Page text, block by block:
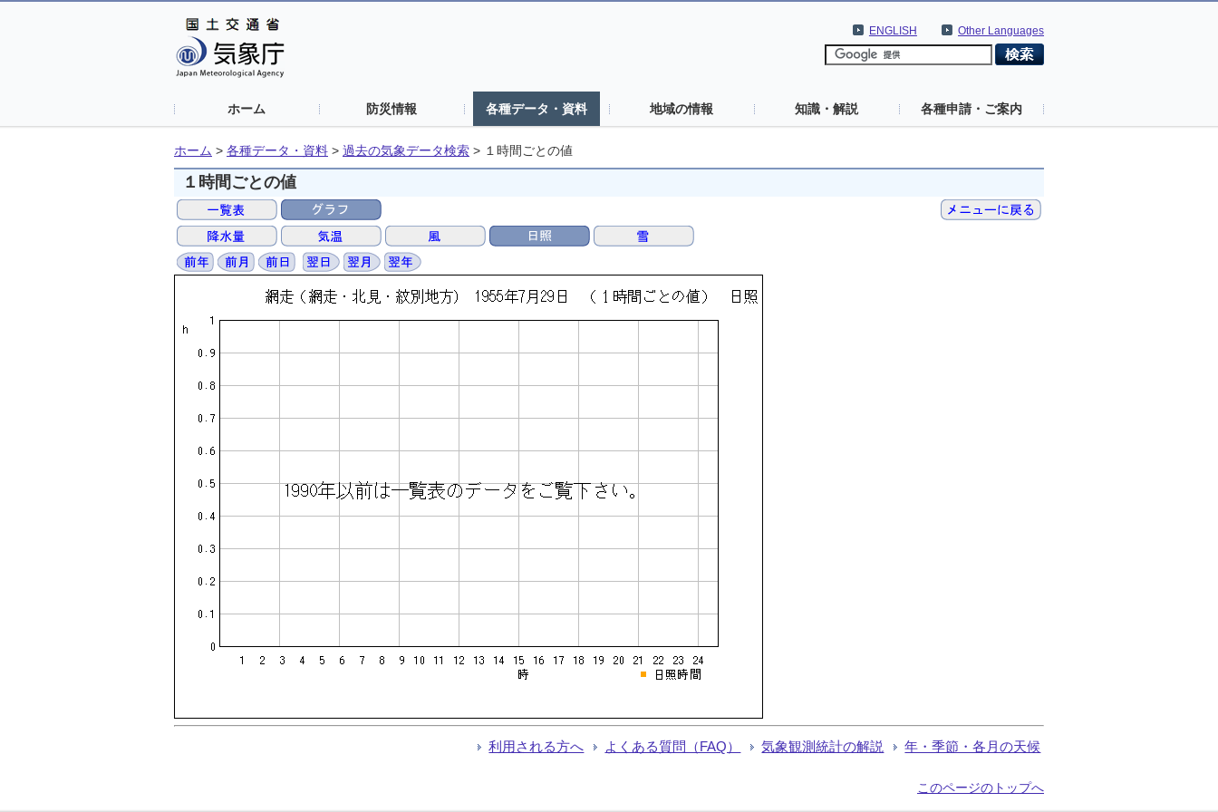
Other Languages
ENGLISH
ホーム 防災情報 各種データ・資料 地域の情報 知識・解説 各種申請・ご案内
ホーム > 各種データ・資料 > 過去の気象データ検索 > １時間ごとの値
１時間ごとの値
利用される方へ よくある質問（FAQ） 気象観測統計の解説 年・季節・各月の天候
このページのトップへ